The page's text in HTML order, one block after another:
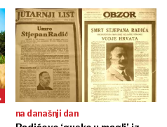
na današnji dan